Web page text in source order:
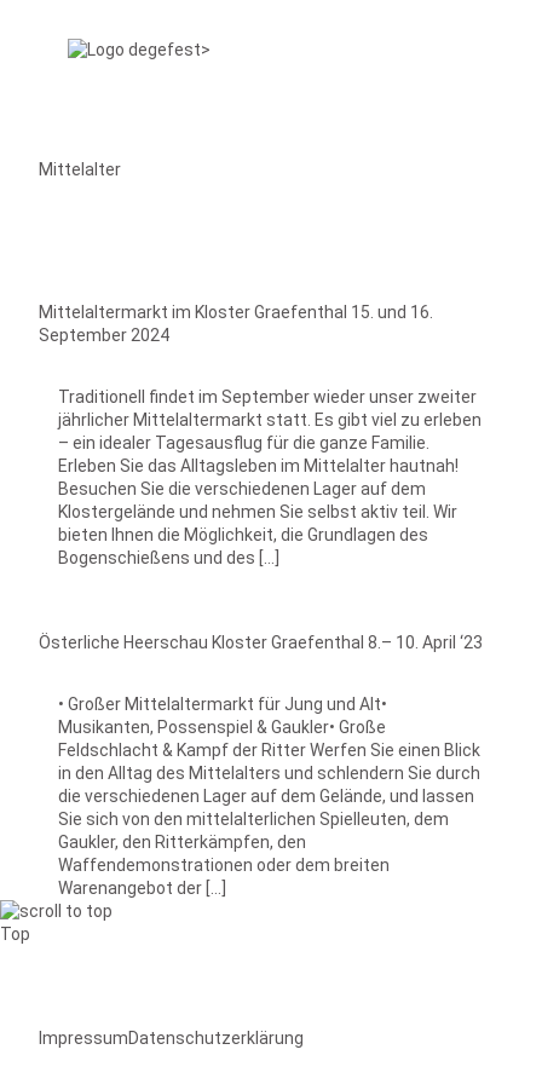
Mittelalter
Mittelaltermarkt im Kloster Graefenthal 15. und 16.
September 2024
Traditionell findet im September wieder unser zweiter
jährlicher Mittelaltermarkt statt. Es gibt viel zu erleben
– ein idealer Tagesausflug für die ganze Familie.
Erleben Sie das Alltagsleben im Mittelalter hautnah!
Besuchen Sie die verschiedenen Lager auf dem
Klostergelände und nehmen Sie selbst aktiv teil. Wir
bieten Ihnen die Möglichkeit, die Grundlagen des
Bogenschießens und des […]
Österliche Heerschau Kloster Graefenthal 8.– 10. April ‘23
• Großer Mittelaltermarkt für Jung und Alt•
Musikanten, Possenspiel & Gaukler• Große
Feldschlacht & Kampf der Ritter Werfen Sie einen Blick
in den Alltag des Mittelalters und schlendern Sie durch
die verschiedenen Lager auf dem Gelände, und lassen
Sie sich von den mittelalterlichen Spielleuten, dem
Gaukler, den Ritterkämpfen, den
Waffendemonstrationen oder dem breiten
Warenangebot der […]
Top
ImpressumDatenschutzerklärung